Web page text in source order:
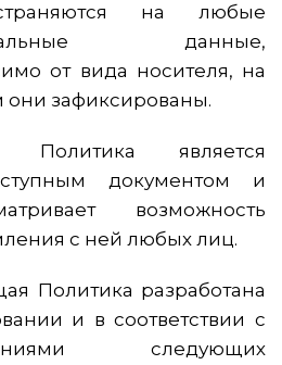
на любые
данные,
от вида носителя, на
они зафиксированы.
Политика является
документом и
возможность
с ней любых лиц.
Политика разработана
и в соответствии с
следующих